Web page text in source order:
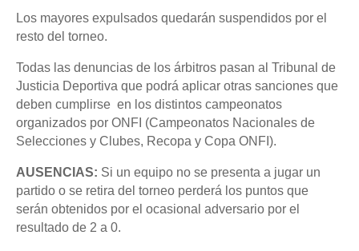
Los mayores expulsados quedarán suspendidos por el
resto del torneo.
Todas las denuncias de los árbitros pasan al Tribunal de
Justicia Deportiva que podrá aplicar otras sanciones que
deben cumplirse en los distintos campeonatos
organizados por ONFI (Campeonatos Nacionales de
Selecciones y Clubes, Recopa y Copa ONFI).
AUSENCIAS: Si un equipo no se presenta a jugar un
partido o se retira del torneo perderá los puntos que
serán obtenidos por el ocasional adversario por el
resultado de 2 a 0.